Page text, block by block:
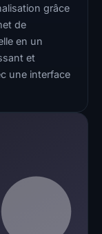
grâce
de
en un
et
une interface